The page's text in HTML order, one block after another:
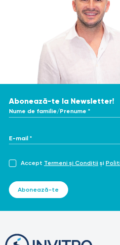
Abonează-te la Newsletter!
Nume de familie/Prenume *
E-mail *
Accept Termeni și Condiții și
Abonează-te